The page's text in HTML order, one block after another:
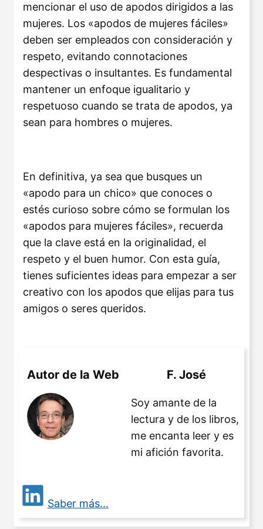
mencionar el uso de apodos dirigidos a las
mujeres. Los «apodos de mujeres fáciles»
deben ser empleados con consideración y
respeto, evitando connotaciones
despectivas o insultantes. Es fundamental
mantener un enfoque igualitario y
respetuoso cuando se trata de apodos, ya
sean para hombres o mujeres.
En definitiva, ya sea que busques un
«apodo para un chico» que conoces o
estés curioso sobre cómo se formulan los
«apodos para mujeres fáciles», recuerda
que la clave está en la originalidad, el
respeto y el buen humor. Con esta guía,
tienes suficientes ideas para empezar a ser
creativo con los apodos que elijas para tus
amigos o seres queridos.
Autor de la Web F. José
Soy amante de la
lectura y de los libros,
me encanta leer y es
mi afición favorita.
Saber más...